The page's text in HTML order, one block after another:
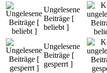
Ungelesene
Beiträge [
beliebt ]
Ungelesene
Beiträge [
gesperrt ]